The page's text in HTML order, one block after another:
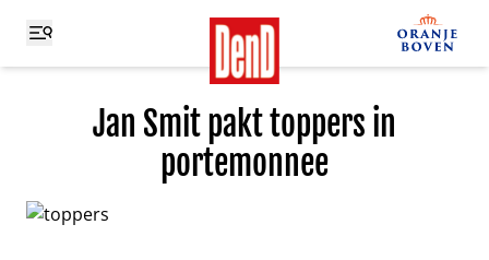
Jan Smit pakt toppers in
portemonnee